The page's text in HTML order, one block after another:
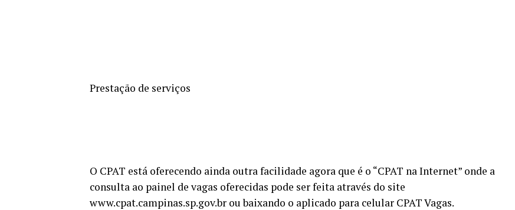
Prestação de serviços
O CPAT está oferecendo ainda outra facilidade agora que é o “CPAT na Internet” onde a
consulta ao painel de vagas oferecidas pode ser feita através do site
www.cpat.campinas.sp.gov.br ou baixando o aplicado para celular CPAT Vagas.